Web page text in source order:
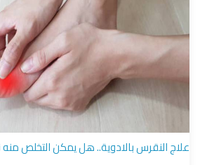
علاج النقرس بالادوية.. هل يمكن التخلص منه